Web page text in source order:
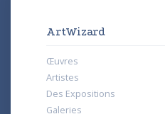
ArtWizard
Œuvres
Artistes
Des Expositions
Galeries